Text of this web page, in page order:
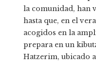
la comunidad, han
hasta que, en el
acogidos en la
prepara en un
Hatzerim, ubicado